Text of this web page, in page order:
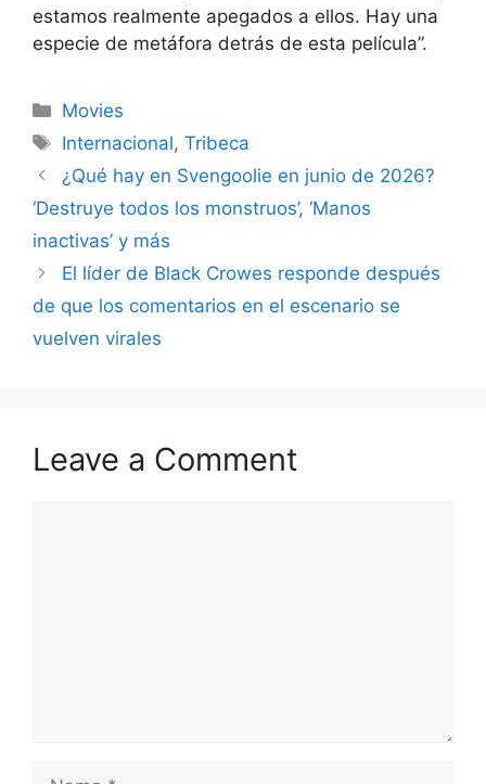
estamos realmente apegados a ellos. Hay una
especie de metáfora detrás de esta película”.
Categories
Movies
Tags
Internacional,Tribeca
¿Qué hay en Svengoolie en junio de 2026?
‘Destruye todos los monstruos’, ‘Manos
inactivas’ y más
El líder de Black Crowes responde después
de que los comentarios en el escenario se
vuelven virales
Leave a Comment